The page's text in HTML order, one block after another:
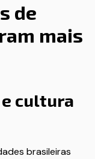
de
mais
cultura
brasileiras